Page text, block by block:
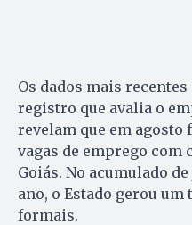
Os dados mais recentes
registro que avalia o
revelam que em agosto
vagas de emprego com
Goiás. No acumulado
ano, o Estado gerou um
formais.